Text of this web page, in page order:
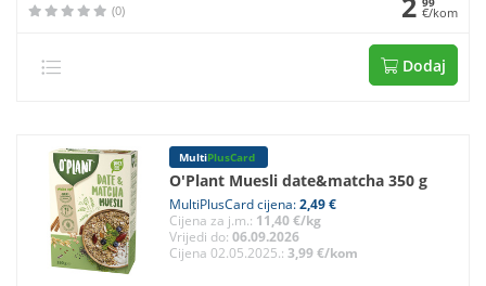
(0) €/kom
Dodaj
MultiPlusCard
O'Plant Muesli date&matcha 350 g
MultiPlusCard cijena:2,49 €
Cijena za j.m.: 11,40 €/kg
Vrijedi do: 06.09.2026
Cijena 02.05.2025.: 3,99 €/kom